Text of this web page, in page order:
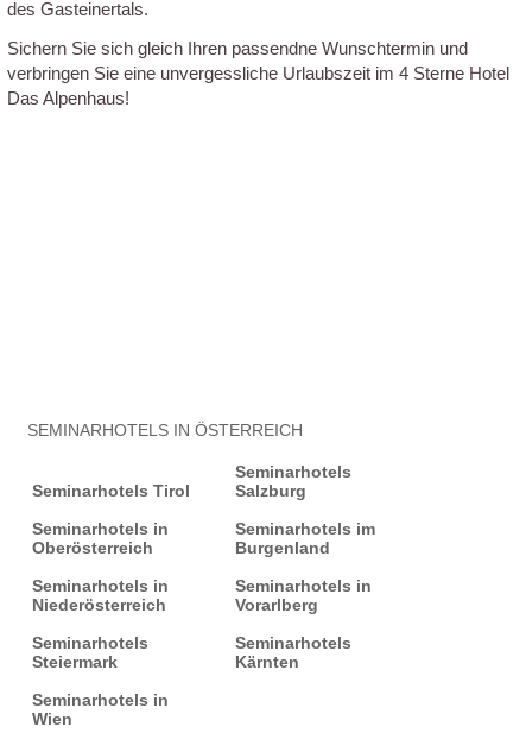
des Gasteinertals.
Sichern Sie sich gleich Ihren passendne Wunschtermin und
verbringen Sie eine unvergessliche Urlaubszeit im 4 Sterne Hotel
Das Alpenhaus!
SEMINARHOTELS IN ÖSTERREICH
Seminarhotels Tirol
Seminarhotels
Salzburg
Seminarhotels in
Oberösterreich
Seminarhotels im
Burgenland
Seminarhotels in
Niederösterreich
Seminarhotels in
Vorarlberg
Seminarhotels
Steiermark
Seminarhotels
Kärnten
Seminarhotels in
Wien